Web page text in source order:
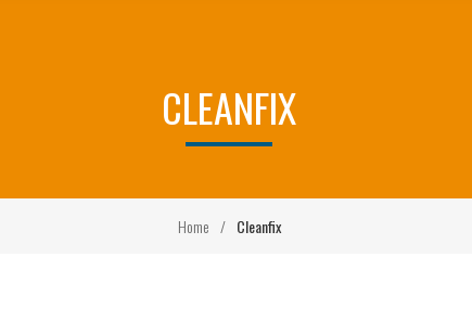
Home / Cleanfix
CLEANFIX